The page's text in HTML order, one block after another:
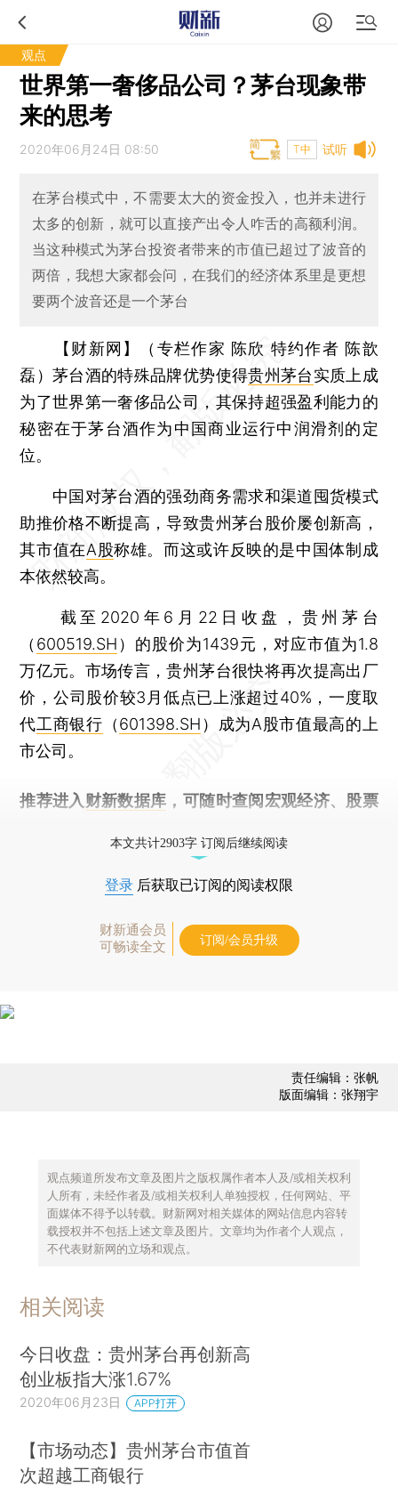
观点
世界第一奢侈品公司？茅台现象带
来的思考
试听
2020年06月24日 08:50 T中
在茅台模式中，不需要太大的资金投入，也并未进行
太多的创新，就可以直接产出令人咋舌的高额利润。
当这种模式为茅台投资者带来的市值已超过了波音的
两倍，我想大家都会问，在我们的经济体系里是更想
要两个波音还是一个茅台
【财新网】（专栏作家 陈欣 特约作者 陈歆
磊）茅台酒的特殊品牌优势使得贵州茅台实质上成
为了世界第一奢侈品公司，其保持超强盈利能力的
秘密在于茅台酒作为中国商业运行中润滑剂的定
位。
中国对茅台酒的强劲商务需求和渠道囤货模式
助推价格不断提高，导致贵州茅台股价屡创新高，
其市值在A股称雄。而这或许反映的是中国体制成
本依然较高。
截至2020年6月22日收盘，贵州茅台
（ 600519.SH ）的股价为1439元，对应市值为1.8
万亿元。市场传言，贵州茅台很快将再次提高出厂
价，公司股价较3月低点已上涨超过40%，一度取
代工商银行 （601398.SH ）成为A股市值最高的上
市公司。
推荐进入 财新数据库 ，可随时查阅宏观经济、股票
本文共计2903字 订阅后继续阅读
登录 后获取已订阅的阅读权限
财新通会员
可畅读全文
订阅/会员升级
责任编辑：张帆
版面编辑：张翔宇
观点频道所发布文章及图片之版权属作者本人及/或相关权利
人所有，未经作者及/或相关权利人单独授权，任何网站、平
面媒体不得予以转载。财新网对相关媒体的网站信息内容转
载授权并不包括上述文章及图片。文章均为作者个人观点，
不代表财新网的立场和观点。
相关阅读
今日收盘：贵州茅台再创新高
创业板指大涨1.67%
2020年06月23日 APP打开
【市场动态】贵州茅台市值首
次超越工商银行